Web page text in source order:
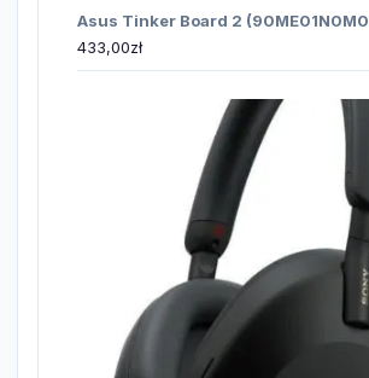
Asus Tinker Board 2
433,00zł